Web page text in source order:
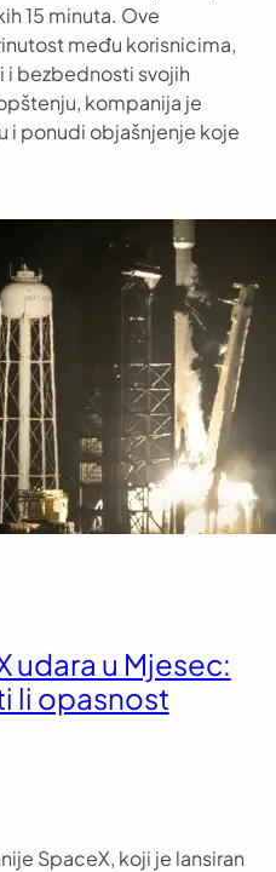
15 minuta. Ove
među korisnicima,
i bezbednosti svojih
kompanija je
i ponudi objašnjenje koje
udara u Mjesec:
li opasnost
SpaceX, koji je lansiran